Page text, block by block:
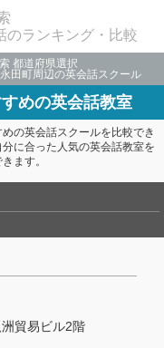
のランキング・比較
都道府県選択
田町周辺の英会話スクール
めの英会話教室
の英会話スクールを比較でき
に合った人気の英会話教室を
ます。
貿易ビル2階